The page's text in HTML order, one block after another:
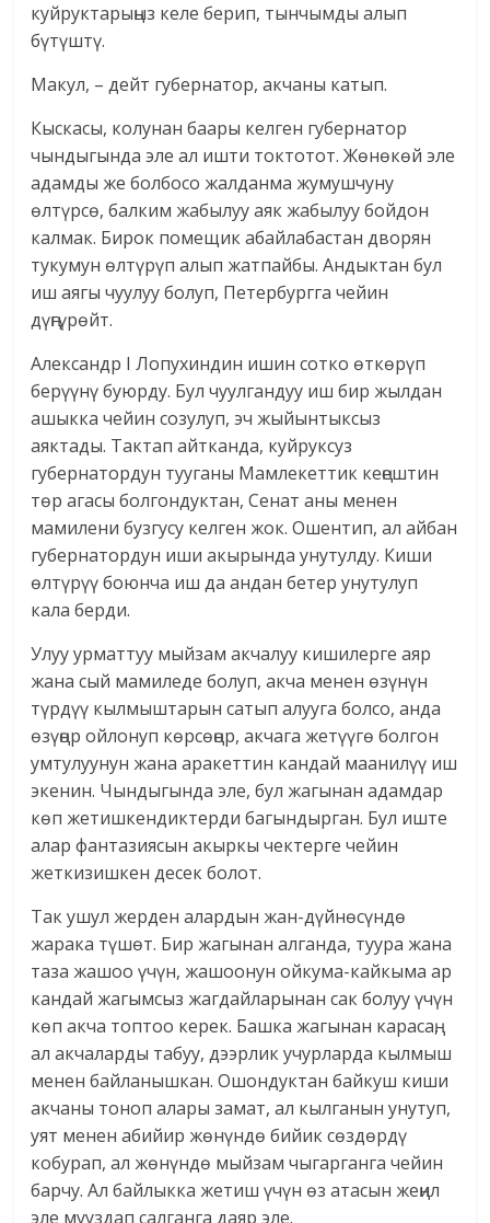
куйруктарыңыз келе берип, тынчымды алып
бүтүштү.
Макул, – дейт губернатор, акчаны катып.
Кыскасы, колунан баары келген губернатор
чындыгында эле ал ишти токтотот. Жөнөкөй эле
адамды же болбосо жалданма жумушчуну
өлтүрсө, балким жабылуу аяк жабылуу бойдон
калмак. Бирок помещик абайлабастан дворян
тукумун өлтүрүп алып жатпайбы. Андыктан бул
иш аягы чуулуу болуп, Петербургга чейин
дүңгүрөйт.
Александр I Лопухиндин ишин сотко өткөрүп
берүүнү буюрду. Бул чуулгандуу иш бир жылдан
ашыкка чейин созулуп, эч жыйынтыксыз
аяктады. Тактап айтканда, куйруксуз
губернатордун тууганы Мамлекеттик кеңештин
төр агасы болгондуктан, Сенат аны менен
мамилени бузгусу келген жок. Ошентип, ал айбан
губернатордун иши акырында унутулду. Киши
өлтүрүү боюнча иш да андан бетер унутулуп
кала берди.
Улуу урматтуу мыйзам акчалуу кишилерге аяр
жана сый мамиледе болуп, акча менен өзүнүн
түрдүү кылмыштарын сатып алууга болсо, анда
өзүңөр ойлонуп көрсөңөр, акчага жетүүгө болгон
умтулуунун жана аракеттин кандай маанилүү иш
экенин. Чындыгында эле, бул жагынан адамдар
көп жетишкендиктерди багындырган. Бул иште
алар фантазиясын акыркы чектерге чейин
жеткизишкен десек болот.
Так ушул жерден алардын жан-дүйнөсүндө
жарака түшөт. Бир жагынан алганда, туура жана
таза жашоо үчүн, жашоонун ойкума-кайкыма ар
кандай жагымсыз жагдайларынан сак болуу үчүн
көп акча топтоо керек. Башка жагынан карасаң,
ал акчаларды табуу, дээрлик учурларда кылмыш
менен байланышкан. Ошондуктан байкуш киши
акчаны тоноп алары замат, ал кылганын унутуп,
уят менен абийир жөнүндө бийик сөздөрдү
кобурап, ал жөнүндө мыйзам чыгарганга чейин
барчу. Ал байлыкка жетиш үчүн өз атасын жеңил
эле мууздап салганга даяр эле.